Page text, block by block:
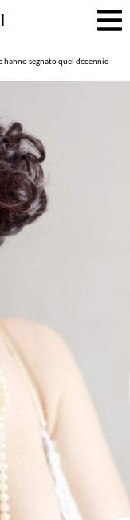
hanno segnato quel decennio